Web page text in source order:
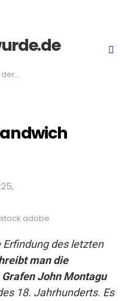
adobe
des letzten
man die
John Montagu
18. Jahrhunderts. Es